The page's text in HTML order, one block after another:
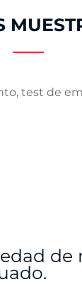
test de
de